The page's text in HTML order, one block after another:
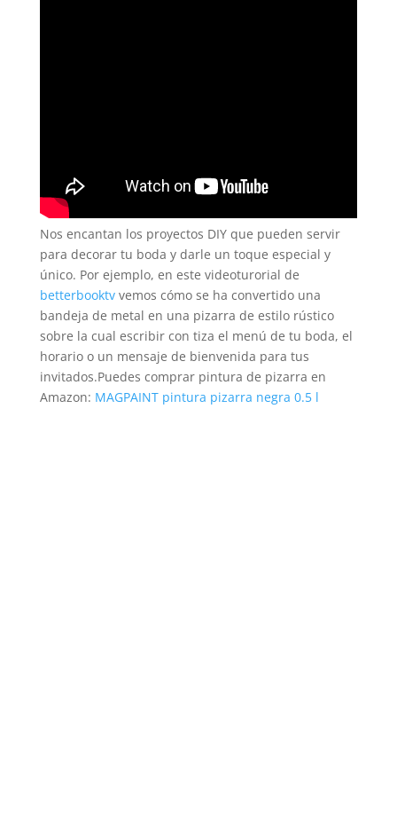
Nos encantan los proyectos DIY que pueden servir
para decorar tu boda y darle un toque especial y
único. Por ejemplo, en este videoturorial de
betterbooktv vemos cómo se ha convertido una
bandeja de metal en una pizarra de estilo rústico
sobre la cual escribir con tiza el menú de tu boda, el
horario o un mensaje de bienvenida para tus
invitados.Puedes comprar pintura de pizarra en
Amazon: MAGPAINT pintura pizarra negra 0.5 l